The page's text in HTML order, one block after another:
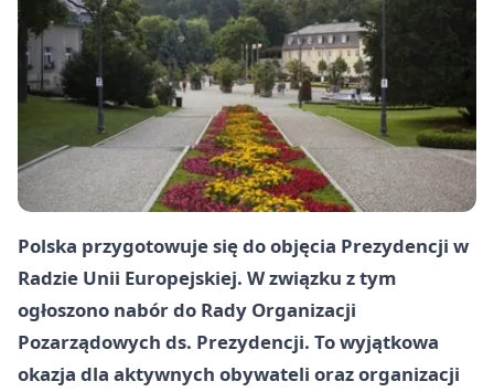
Polska przygotowuje się do objęcia Prezydencji w
Radzie Unii Europejskiej. W związku z tym
ogłoszono nabór do Rady Organizacji
Pozarządowych ds. Prezydencji. To wyjątkowa
okazja dla aktywnych obywateli oraz organizacji